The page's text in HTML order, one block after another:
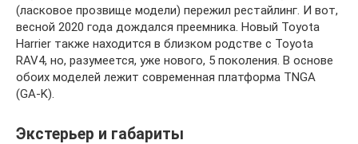
(ласковое прозвище модели) пережил рестайлинг. И вот,
весной 2020 года дождался преемника. Новый Toyota
Harrier также находится в близком родстве с Toyota
RAV4, но, разумеется, уже нового, 5 поколения. В основе
обоих моделей лежит современная платформа TNGA
(GA-K).
Экстерьер и габариты